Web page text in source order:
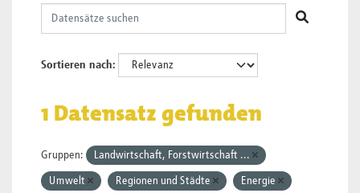
Sortieren nach
1 Datensatz gefunden
Gruppen: Landwirtschaft, Forstwirtschaft ...
Umwelt Regionen und Städte Energie